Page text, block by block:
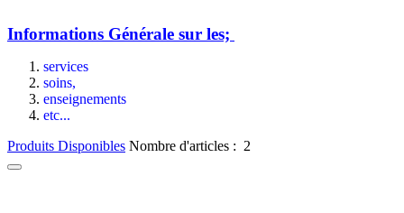
Informations Générale sur les;
services
soins,
enseignements
etc...
Produits Disponibles Nombre d'articles : 2